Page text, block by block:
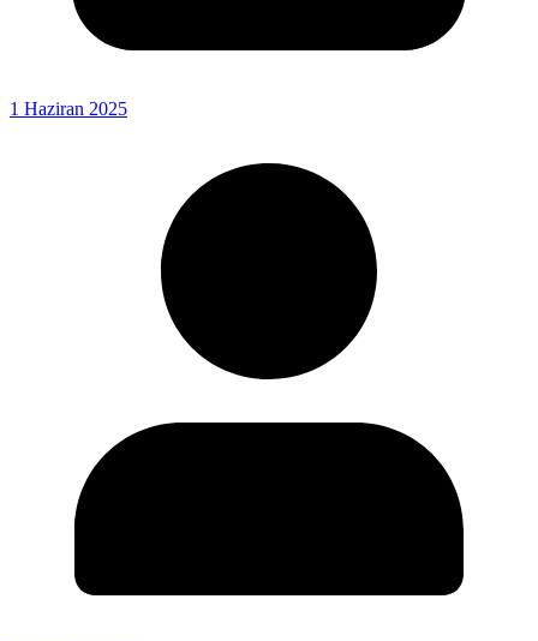
1 Haziran 2025